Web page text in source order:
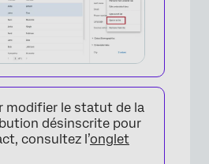
modifier le statut de la
désinscrite pour
consultez l’onglet